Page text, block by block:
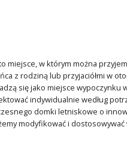
miejsce, w którym można
z rodziną lub przyjaciółmi w
się jako miejsce
indywidualnie według
domki letniskowe o
modyfikować i